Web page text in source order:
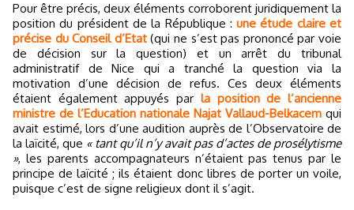
Pour être précis, deux éléments corroborent juridiquement la
position du président de la République :une étude claire et
précise du Conseil d’Etat(qui ne s’est pas prononcé par voie
de décision sur la question) et un arrêt du tribunal
administratif de Nice qui a tranché la question via la
motivation d’une décision de refus. Ces deux éléments
étaient également appuyés par la position de l’ancienne
ministre de l’Education nationale Najat Vallaud-Belkacem qui
avait estimé, lors d’une audition auprès de l’Observatoire de
la laïcité, que « tant qu’il n’y avait pas d’actes de prosélytisme
», les parents accompagnateurs n’étaient pas tenus par le
principe de laïcité ; ils étaient donc libres de porter un voile,
puisque c’est de signe religieux dont il s’agit.